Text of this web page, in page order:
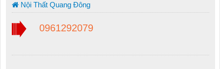
Nội Thất Quang Đông
0961292079